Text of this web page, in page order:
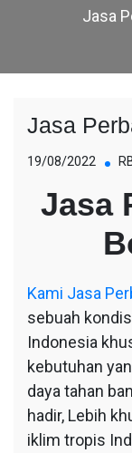
Jasa
Jasa
19/08/2022
Jasa
Kami Jasa
sebuah
Indonesia
kebutuhan
daya tahan
hadir, Lebih
iklim tropis